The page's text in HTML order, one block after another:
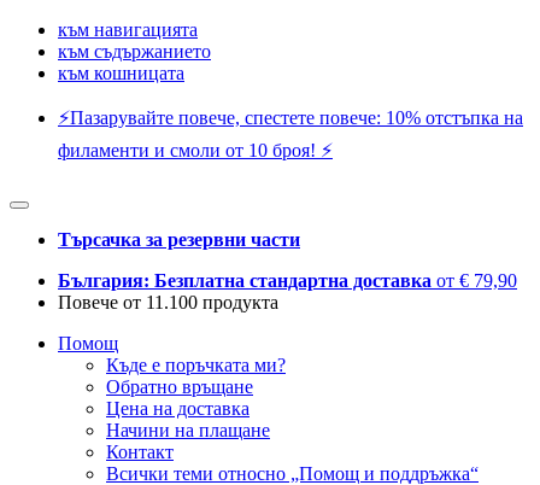
към навигацията
към съдържанието
към кошницата
⚡️Пазарувайте повече, спестете повече: 10% отстъпка на
филаменти и смоли от 10 броя! ⚡️
Търсачка за резервни части
България: Безплатна стандартна доставка от € 79,90
Повече от 11.100 продукта
Помощ
Къде е поръчката ми?
Обратно връщане
Цена на доставка
Начини на плащане
Контакт
Всички теми относно „Помощ и поддръжка“